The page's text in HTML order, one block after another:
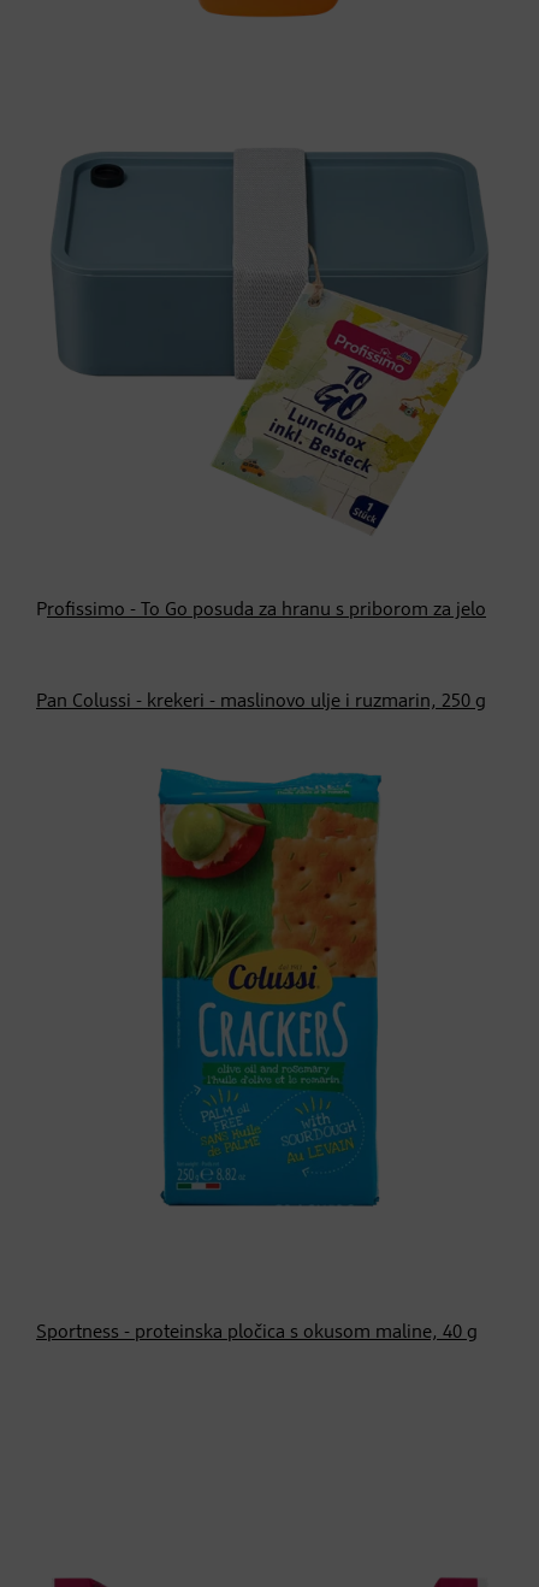
Profissimo - To Go posuda za hranu s priborom za jelo
Pan Colussi - krekeri - maslinovo ulje i ruzmarin, 250 g
Sportness - proteinska pločica s okusom maline, 40 g